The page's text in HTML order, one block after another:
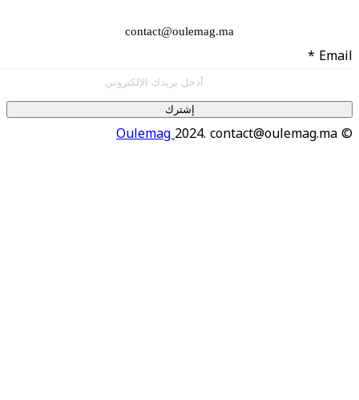
contact@oulemag.ma
Oulemag2024.